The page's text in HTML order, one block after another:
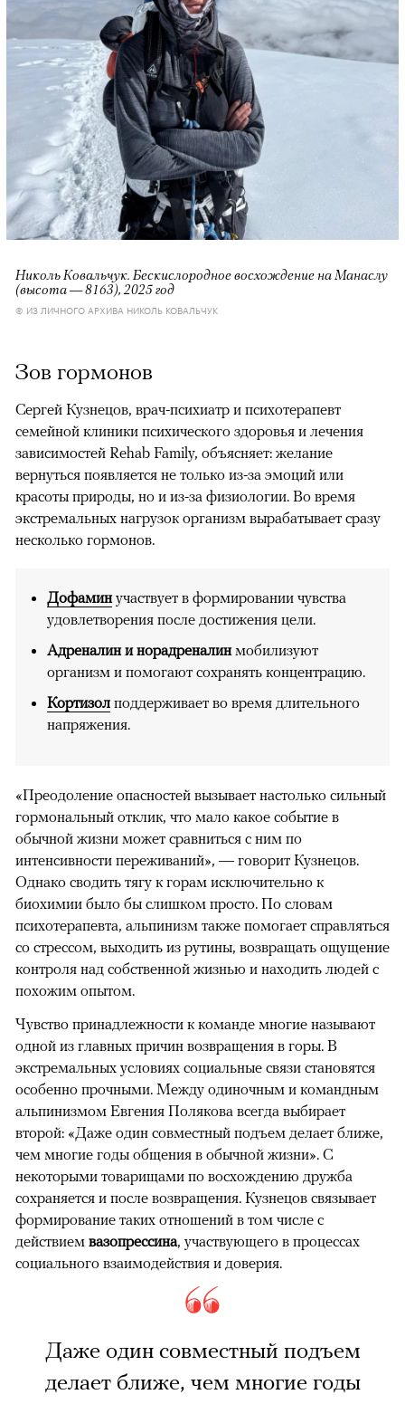
Николь Ковальчук. Бескислородное восхождение на Манаслу
(высота — 8163), 2025 год
© ИЗ ЛИЧНОГО АРХИВА НИКОЛЬ КОВАЛЬЧУК
Зов гормонов
Сергей Кузнецов, врач-психиатр и психотерапевт
семейной клиники психического здоровья и лечения
зависимостей Rehab Family, объясняет: желание
вернуться появляется не только из-за эмоций или
красоты природы, но и из-за физиологии. Во время
экстремальных нагрузок организм вырабатывает сразу
несколько гормонов.
Дофаминучаствует в формировании чувства
удовлетворения после достижения цели.
Адреналин и норадреналинмобилизуют
организм и помогают сохранять концентрацию.
Кортизол поддерживает во время длительного
напряжения.
«Преодоление опасностей вызывает настолько сильный
гормональный отклик, что мало какое событие в
обычной жизни может сравниться с ним по
интенсивности переживаний», — говорит Кузнецов.
Однако сводить тягу к горам исключительно к
биохимии было бы слишком просто. По словам
психотерапевта, альпинизм также помогает справляться
со стрессом, выходить из рутины, возвращать ощущение
контроля над собственной жизнью и находить людей с
похожим опытом.
Чувство принадлежности к команде многие называют
одной из главных причин возвращения в горы. В
экстремальных условиях социальные связи становятся
особенно прочными. Между одиночным и командным
альпинизмом Евгения Полякова всегда выбирает
второй: «Даже один совместный подъем делает ближе,
чем многие годы общения в обычной жизни». С
некоторыми товарищами по восхождению дружба
сохраняется и после возвращения. Кузнецов связывает
формирование таких отношений в том числе с
действием вазопрессина, участвующего в процессах
социального взаимодействия и доверия.
Даже один совместный подъем
делает ближе, чем многие годы